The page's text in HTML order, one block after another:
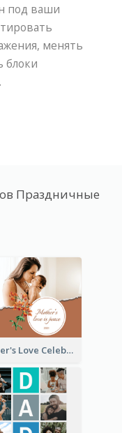
под ваши
менять
блоки
Праздничные
Mother's Love Celebration Photo Book